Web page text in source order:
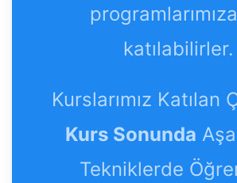
katılabilirler.
Kurslarımız Katılan
Kurs Sonunda
Tekniklerde